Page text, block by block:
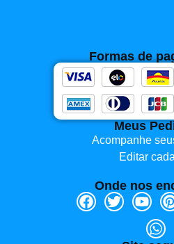
Formas de
Meus
Acompanhe
Editar
Onde nos